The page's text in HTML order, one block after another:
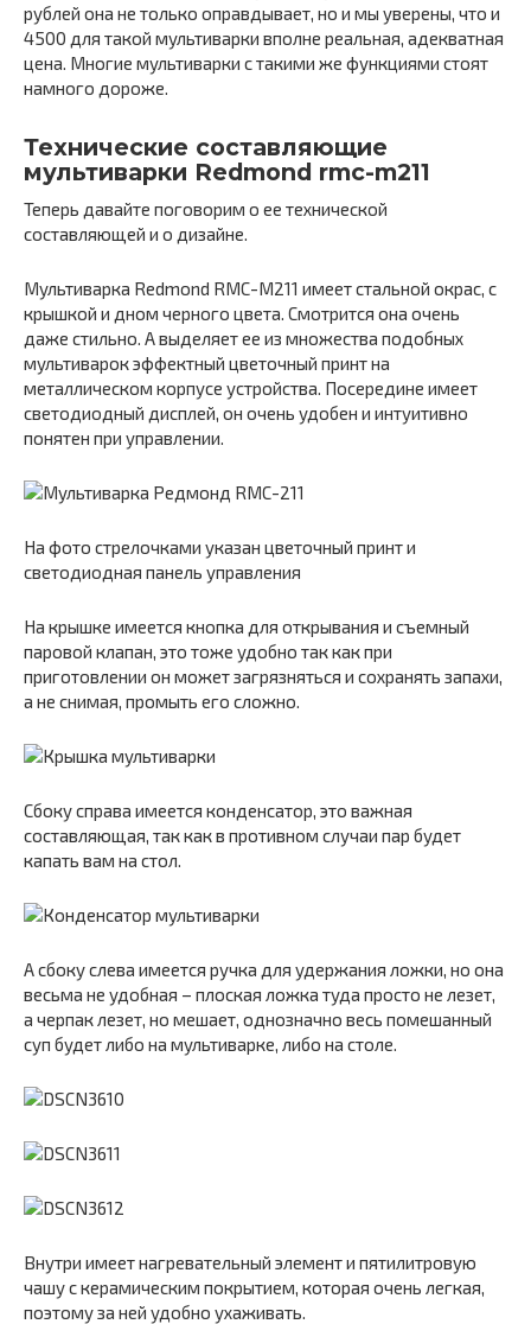
рублей она не только оправдывает, но и мы уверены, что и
4500 для такой мультиварки вполне реальная, адекватная
цена. Многие мультиварки с такими же функциями стоят
намного дороже.
Технические составляющие
мультиварки Redmond rmc-m211
Теперь давайте поговорим о ее технической
составляющей и о дизайне.
Мультиварка Redmond RMC-M211 имеет стальной окрас, с
крышкой и дном черного цвета. Смотрится она очень
даже стильно. А выделяет ее из множества подобных
мультиварок эффектный цветочный принт на
металлическом корпусе устройства. Посередине имеет
светодиодный дисплей, он очень удобен и интуитивно
понятен при управлении.
На фото стрелочками указан цветочный принт и
светодиодная панель управления
На крышке имеется кнопка для открывания и съемный
паровой клапан, это тоже удобно так как при
приготовлении он может загрязняться и сохранять запахи,
а не снимая, промыть его сложно.
Сбоку справа имеется конденсатор, это важная
составляющая, так как в противном случаи пар будет
капать вам на стол.
А сбоку слева имеется ручка для удержания ложки, но она
весьма не удобная – плоская ложка туда просто не лезет,
а черпак лезет, но мешает, однозначно весь помешанный
суп будет либо на мультиварке, либо на столе.
Внутри имеет нагревательный элемент и пятилитровую
чашу с керамическим покрытием, которая очень легкая,
поэтому за ней удобно ухаживать.